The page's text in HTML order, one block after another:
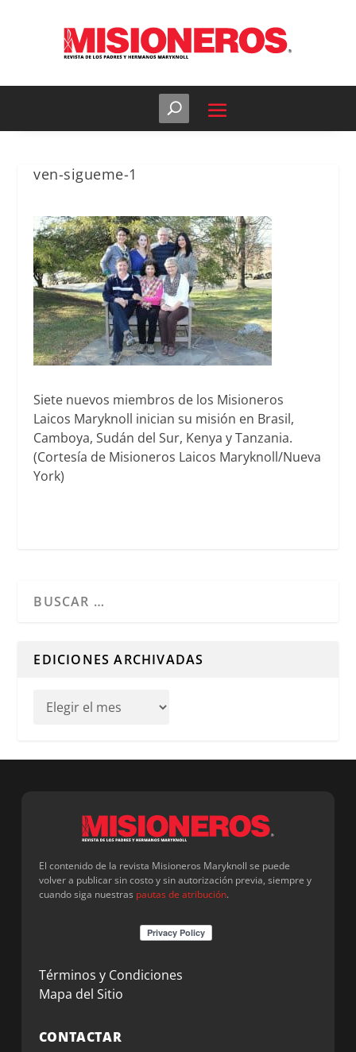
ven-sigueme-1
Siete nuevos miembros de los Misioneros
Laicos Maryknoll inician su misión en Brasil,
Camboya, Sudán del Sur, Kenya y Tanzania.
(Cortesía de Misioneros Laicos Maryknoll/Nueva
York)
EDICIONES ARCHIVADAS
El contenido de la revista Misioneros Maryknoll se puede
volver a publicar sin costo y sin autorización previa, siempre y
cuando siga nuestras pautas de atribución.
Términos y Condiciones
Mapa del Sitio
CONTACTAR